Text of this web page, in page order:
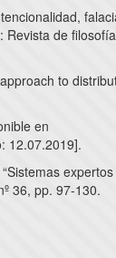
Revista de
to
en
12.07.2019].
36, pp. 97-130.